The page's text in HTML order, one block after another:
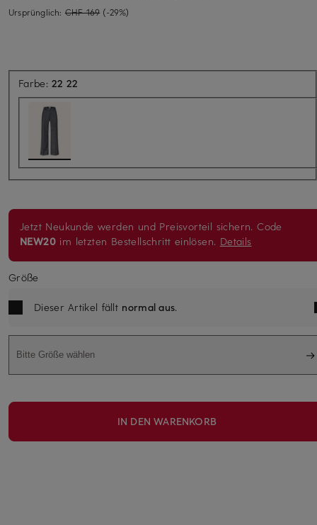
Ursprünglich: CHF 169 (-29%)
Farbe:22 22
Jetzt Neukunde werden und Preisvorteil sichern. Code
NEW20 im letzten Bestellschritt einlösen. Details
Größe
Dieser Artikel fällt normal aus.
Bitte Größe wählen
IN DEN WARENKORB